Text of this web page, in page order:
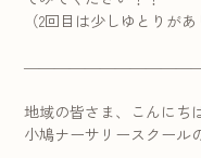
（2回目は少しゆとりがあ
地域の皆さま、こんにち
小鳩ナーサリースクール